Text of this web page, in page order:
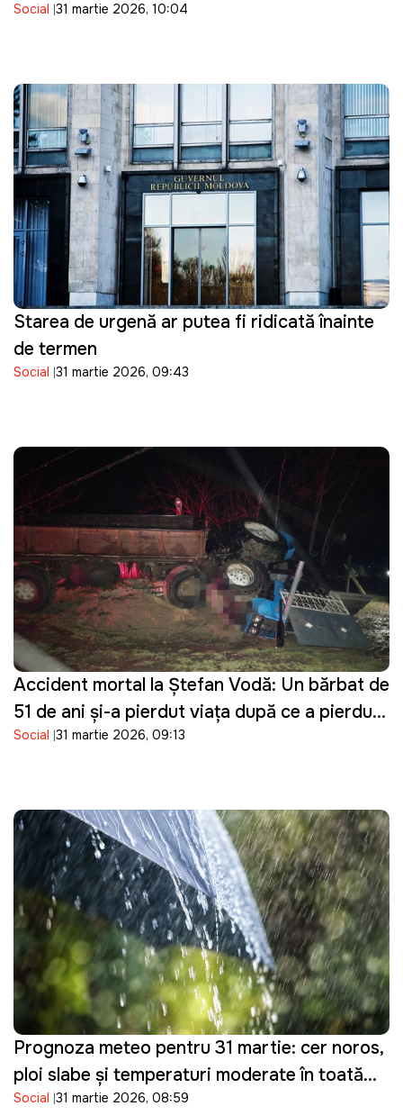
lei
Social 31 martie 2026, 10:04
Starea de urgență ar putea fi ridicată înainte
de termen
Social 31 martie 2026, 09:43
Accident mortal la Ștefan Vodă: Un bărbat de
51 de ani și-a pierdut viața după ce a pierdut
controlul asupra tractorului pe care îl
Social 31 martie 2026, 09:13
Prognoza meteo pentru 31 martie: cer noros,
ploi slabe și temperaturi moderate în toată
țara
Social 31 martie 2026, 08:59